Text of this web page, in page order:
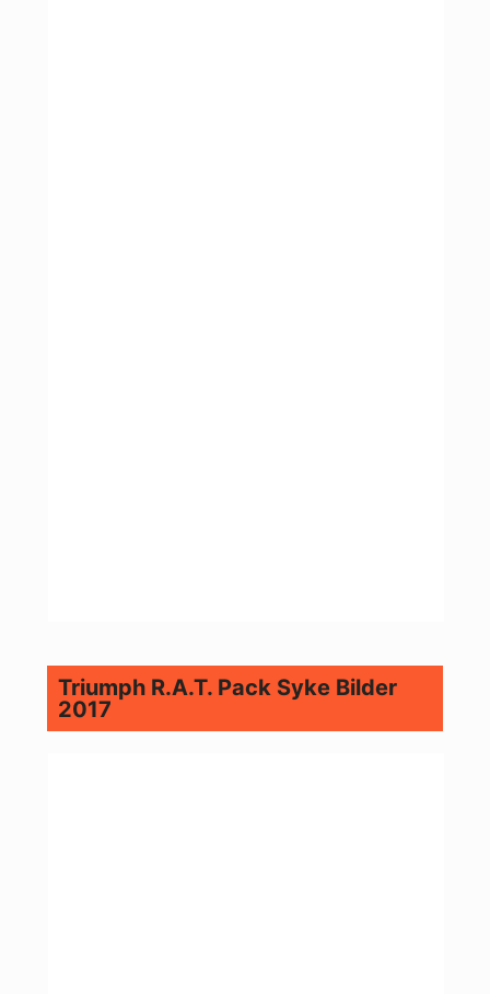
Triumph R.A.T. Pack Syke Bilder
2017